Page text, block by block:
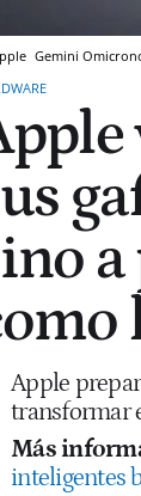
Gemini
Apple
transformar
Más
inteligentes